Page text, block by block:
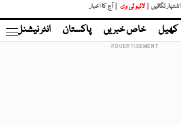
اشتہار لگائیں |
لائیو ٹی وی | آج کا اخبار
کھیل خاص خبریں پاکستان انٹر نیشنل